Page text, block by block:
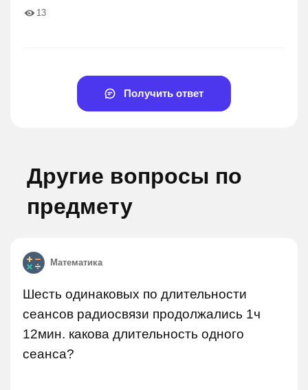
13
Получить ответ
Другие вопросы по
предмету
Математика
Шесть одинаковых по длительности
сеансов радиосвязи продолжались 1ч
12мин. какова длительность одного
сеанса?